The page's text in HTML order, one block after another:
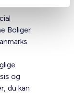
Boliger
og
du kan